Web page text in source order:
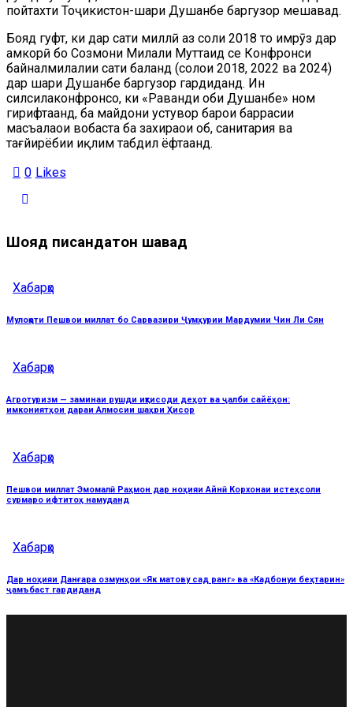
пойтахти Тоҷикистон-шаҳри Душанбе баргузор мешавад.
Бояд гуфт, ки дар сатҳи миллӣ аз соли 2018 то имрӯз дар
ҳамкорӣ бо Созмони Милали Муттаҳид се Конфронси
байналмилалии сатҳи баланд (солҳои 2018, 2022 ва 2024)
дар шаҳри Душанбе баргузор гардиданд. Ин
силсилаконфронсҳо, ки «Раванди оби Душанбе» ном
гирифтаанд, ба майдони устувор барои баррасии
масъалаҳои вобаста ба захираҳои об, санитария ва
тағйирёбии иқлим табдил ёфтаанд.
0 Likes
Шояд писандатон шавад
Хабарҳо
Мулоқоти Пешвои миллат бо Сарвазири Ҷумҳурии Мардумии Чин Ли Сян
Хабарҳо
Агротуризм — заминаи рушди иқтисоди деҳот ва ҷалби сайёҳон:
имкониятҳои дараи Алмосии шаҳри Ҳисор
Хабарҳо
Пешвои миллат Эмомалӣ Раҳмон дар ноҳияи Айнӣ Корхонаи истеҳсоли
сурмаро ифтитоҳ намуданд
Хабарҳо
Дар ноҳияи Данғара озмунҳои «Як матову сад ранг» ва «Кадбонуи беҳтарин»
ҷамъбаст гардиданд